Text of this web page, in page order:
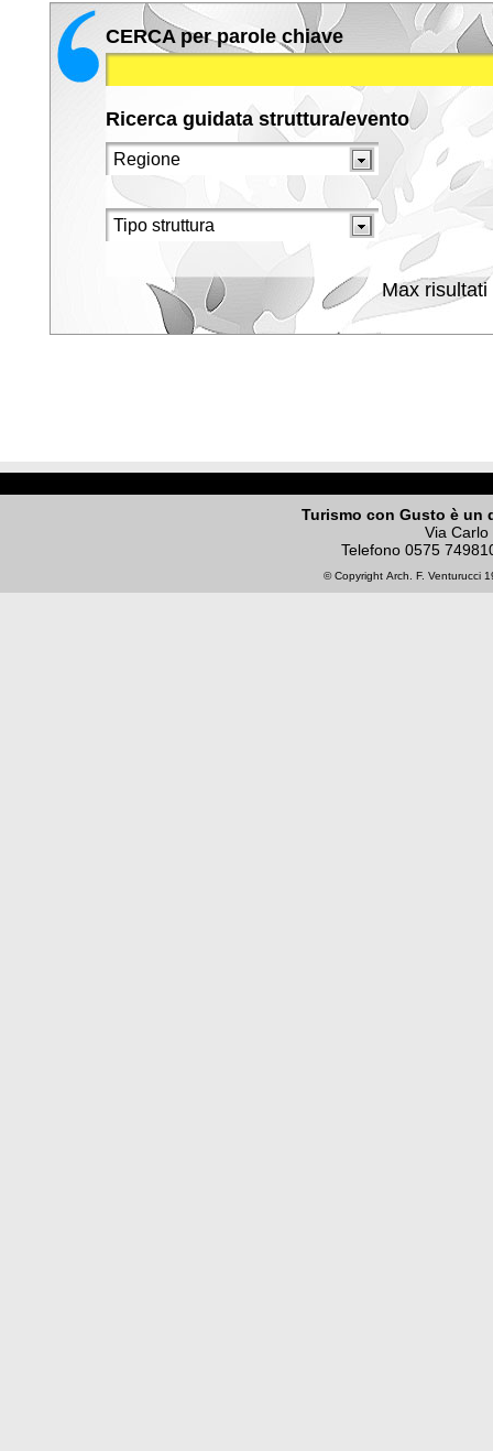
CERCA per parole chiave
Ricerca guidata struttura/evento
Max risultati
Turismo con Gusto è un
Via
Telefono 0575
© Copyright Arch. F. Venturucci